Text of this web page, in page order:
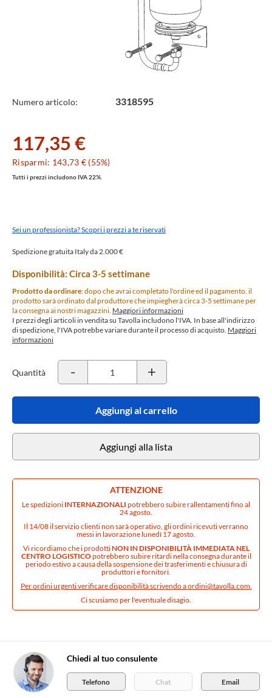
Specifiche
Numero articolo: 3318595
117,35 €
Risparmi: 143,73 € (55%)
Tutti i prezzi includono IVA 22%.
Sei un professionista? Scopri i prezzi a te riservati
Spedizione gratuita Italy da 2.000 €
Disponibilità: Circa 3-5 settimane
Prodotto da ordinare: dopo che avrai completato l'ordine ed il pagamento, il
prodotto sarà ordinato dal produttore che impiegherà circa 3-5 settimane per
la consegna ai nostri magazzini. Maggiori informazioni
I prezzi degli articoli in vendita su Tavolla includono l'IVA. In base all'indirizzo
di spedizione, l'IVA potrebbe variare durante il processo di acquisto. Maggiori
informazioni
Quantità - +
Aggiungi al carrello
Aggiungi alla lista
ATTENZIONE
Le spedizioni INTERNAZIONALI potrebbero subire rallentamenti fino al
24 agosto.
Il 14/08 il servizio clienti non sarà operativo, gli ordini ricevuti verranno
messi in lavorazione lunedì 17 agosto.
Vi ricordiamo che i prodottiNON IN DISPONIBILITÀ IMMEDIATA NEL
CENTRO LOGISTICOpotrebbero subire ritardi nella consegna durante il
periodo estivo a causa della sospensione dei trasferimenti e chiusura di
produttori e fornitori.
Per ordini urgenti verificare disponibilità scrivendo aordini@tavolla.com.
Ci scusiamo per l'eventuale disagio.
Chiedi al tuo consulente
Telefono Chat Email